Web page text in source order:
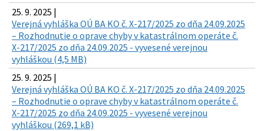
25. 9. 2025 |
Verejná vyhláška OÚ BA KO č. X-217/2025 zo dňa 24.09.2025
– Rozhodnutie o oprave chyby v katastrálnom operáte č.
X-217/2025 zo dňa 24.09.2025 - vyvesené verejnou
vyhláškou (4,5 MB)
25. 9. 2025 |
Verejná vyhláška OÚ BA KO č. X-217/2025 zo dňa 24.09.2025
– Rozhodnutie o oprave chyby v katastrálnom operáte č.
X-217/2025 zo dňa 24.09.2025 - vyvesené verejnou
vyhláškou (269,1 kB)